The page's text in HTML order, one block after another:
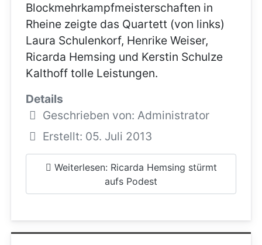
Details
Geschrieben von:Administrator
Erstellt: 05. Juli 2013
Weiterlesen: Ricarda Hemsing stürmt
aufs Podest